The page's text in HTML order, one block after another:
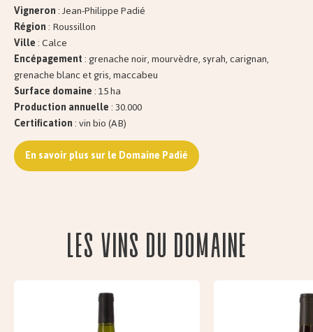
Vigneron: Jean-Philippe Padié
Région: Roussillon
Ville: Calce
Encépagement: grenache noir, mourvèdre, syrah, carignan,
grenache blanc et gris, maccabeu
Surface domaine: 15 ha
Production annuelle: 30.000
Certification: vin bio (AB)
En savoir plus sur le Domaine Padié
Les vins du domaine